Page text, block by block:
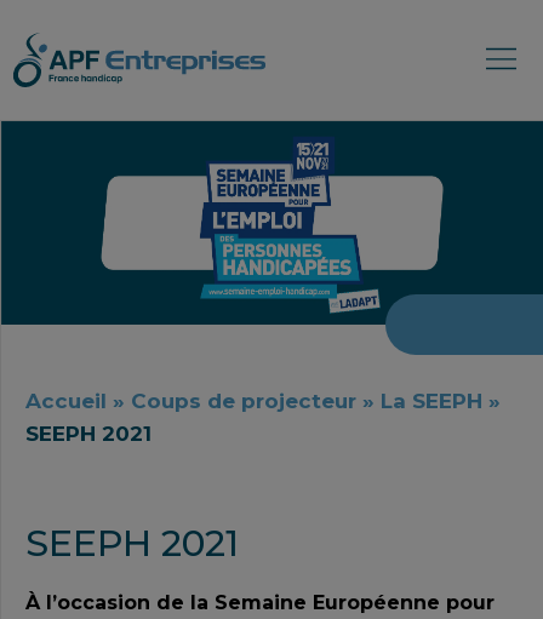
Accueil » Coups de projecteur » La SEEPH »
SEEPH 2021
SEEPH 2021
À l’occasion de la Semaine Européenne pour